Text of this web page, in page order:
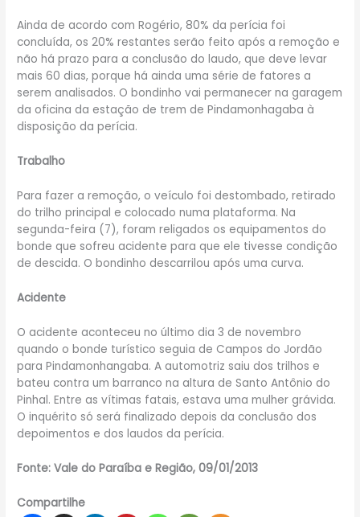
Ainda de acordo com Rogério, 80% da perícia foi
concluída, os 20% restantes serão feito após a remoção e
não há prazo para a conclusão do laudo, que deve levar
mais 60 dias, porque há ainda uma série de fatores a
serem analisados. O bondinho vai permanecer na garagem
da oficina da estação de trem de Pindamonhagaba à
disposição da perícia.
Trabalho
Para fazer a remoção, o veículo foi destombado, retirado
do trilho principal e colocado numa plataforma. Na
segunda-feira (7), foram religados os equipamentos do
bonde que sofreu acidente para que ele tivesse condição
de descida. O bondinho descarrilou após uma curva.
Acidente
O acidente aconteceu no último dia 3 de novembro
quando o bonde turístico seguia de Campos do Jordão
para Pindamonhangaba. A automotriz saiu dos trilhos e
bateu contra um barranco na altura de Santo Antônio do
Pinhal. Entre as vítimas fatais, estava uma mulher grávida.
O inquérito só será finalizado depois da conclusão dos
depoimentos e dos laudos da perícia.
Fonte: Vale do Paraíba e Região, 09/01/2013
Compartilhe